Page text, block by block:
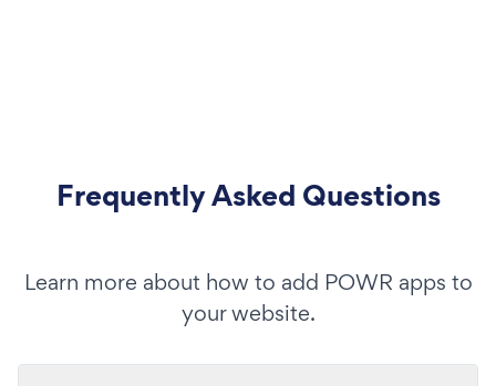
Frequently Asked Questions
Learn more about how to add POWR apps to
your website.